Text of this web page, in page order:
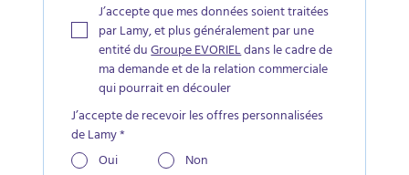
J’accepte que mes données soient traitées
par Lamy, et plus généralement par une
entité duGroupe EVORIELdans le cadre de
ma demande et de la relation commerciale
qui pourrait en découler
J’accepte de recevoir les offres personnalisées
de Lamy*
Oui
Non